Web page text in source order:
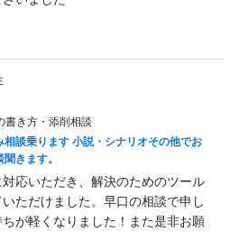
書き方・添削相談
談乗ります 小説・シナリオその他でお
きます。
応いただき、解決のためのツール
ただけました。早口の相談で申し
が軽くなりました！また是非お願